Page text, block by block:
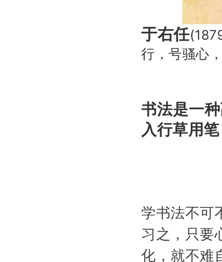
于右任
行，号骚心
书法是一
入行草用
学书法不可
习之，只要
化，就不难